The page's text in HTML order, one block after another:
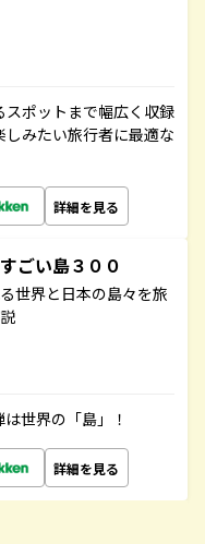
ポットまで幅広く収録
みたい旅行者に最適な
詳細を見る
ごい島３００
世界と日本の島々を旅
世界の「島」！
詳細を見る